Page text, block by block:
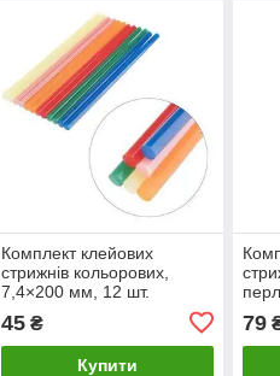
Комплект клейових
стрижнів кольорових,
7,4×200 мм, 12 шт.
1032LuxPrice
45₴
Купити
79